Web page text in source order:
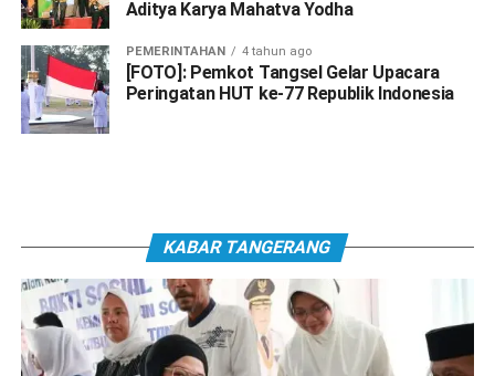
Aditya Karya Mahatva Yodha
PEMERINTAHAN 4 tahun ago
[FOTO]: Pemkot Tangsel Gelar Upacara
Peringatan HUT ke-77 Republik Indonesia
KABAR TANGERANG